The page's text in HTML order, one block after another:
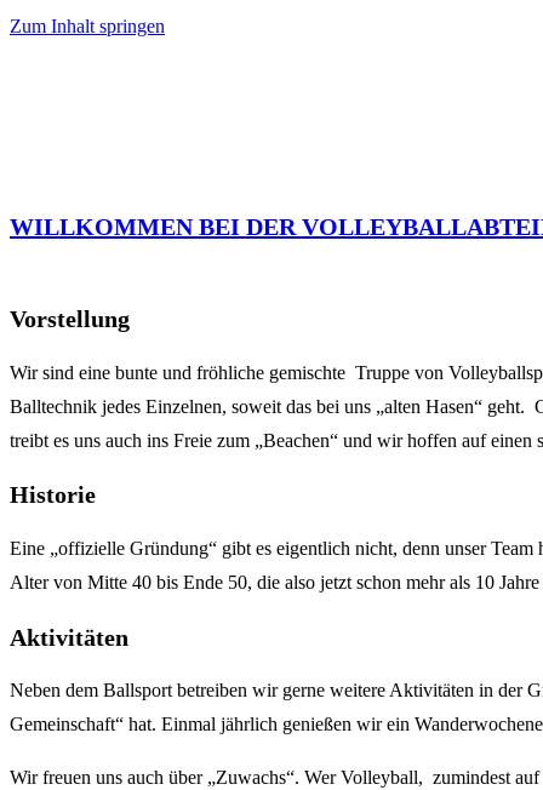
Zum Inhalt springen
WILLKOMMEN BEI DER
Vorstellung
Wir sind eine bunte und fröhliche gemischte Truppe von
Balltechnik jedes Einzelnen, soweit das bei uns „alten Hasen“
treibt es uns auch ins Freie zum „Beachen“ und wir hoffen auf
Historie
Eine „offizielle Gründung“ gibt es eigentlich nicht, denn unser
Alter von Mitte 40 bis Ende 50, die also jetzt schon mehr als 10
Aktivitäten
Neben dem Ballsport betreiben wir gerne weitere Aktivitäten in der
Gemeinschaft“ hat. Einmal jährlich genießen wir ein
Wir freuen uns auch über „Zuwachs“. Wer Volleyball, zumindest